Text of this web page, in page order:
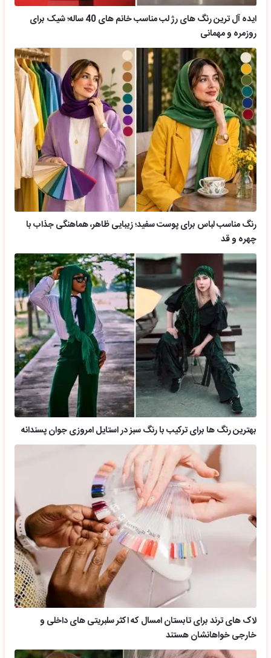
ایده آل ترین رنگ های رژ لب مناسب خانم های 40 ساله؛ شیک برای
روزمره و مهمانی
رنگ مناسب لباس برای پوست سفید؛ زیبایی ظاهر، هماهنگی جذاب با
چهره و قد
بهترین رنگ ها برای ترکیب با رنگ سبز در استایل امروزی جوان پسندانه
لاک های ترند برای تابستان امسال که اکثر سلبریتی های داخلی و
خارجی خواهانشان هستند